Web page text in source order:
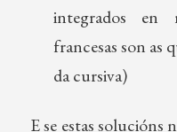
integrados en
francesas son as
da cursiva)
E se estas